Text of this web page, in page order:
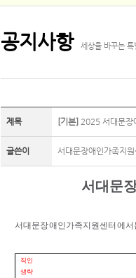
공지사항 세상을 바꾸는
제목 [기본] 2025 서대문장
글쓴이 서대문장애인가족지
서대문
서대문장애인가족지원센터에
직인
생략